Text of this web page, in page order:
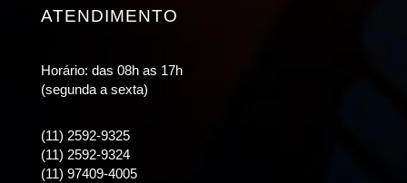
ATENDIMENTO
Horário: das 08h as 17h
(segunda a sexta)
(11) 2592-9325
(11) 2592-9324
(11) 97409-4005